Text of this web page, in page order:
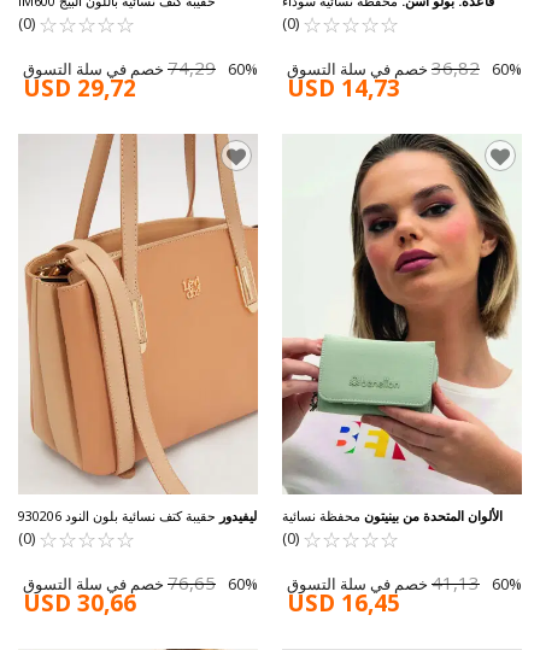
☆
☆
☆
☆
☆ ★
★
★
★
★
(0)
74,29 60% خصم في سلة التسوق
USD 29,72
USC24430
☆
☆
☆
☆
☆ ★
★
★
★
★
(0)
36,82 60% خصم في سلة التسوق
USD 14,73
ليفيدور حقيبة كتف نسائية بلون النود 930206
☆
☆
☆
☆
☆ ★
★
★
★
★
(0)
76,65 60% خصم في سلة التسوق
USD 30,66
الألوان المتحدة من بينيتون محفظة نسائية
باللون الأخضر المائي BNT-1210
☆
☆
☆
☆
☆ ★
★
★
★
★
(0)
41,13 60% خصم في سلة التسوق
USD 16,45